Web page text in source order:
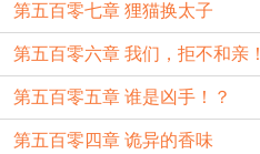
第五百零七章 狸猫换太子
第五百零六章 我们，拒不和亲！
第五百零五章 谁是凶手！？
第五百零四章 诡异的香味